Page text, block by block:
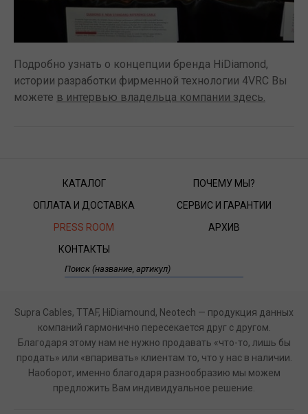
Подробно узнать о концепции бренда HiDiamond,
истории разработки фирменной технологии 4VRC Вы
можете в интервью владельца компании здесь.
КАТАЛОГ
ПОЧЕМУ МЫ?
ОПЛАТА И ДОСТАВКА
СЕРВИС И ГАРАНТИИ
PRESS ROOM
АРХИВ
КОНТАКТЫ
Supra Cables, TTAF, HiDiamound, Neotech — продукция данных
компаний гармонично пересекается друг с другом.
Благодаря этому нам не нужно продавать «что-то, лишь бы
продать» или «впаривать» клиентам то, что у нас в наличии.
Наоборот, именно благодаря разнообразию мы можем
предложить Вам индивидуальное решение.